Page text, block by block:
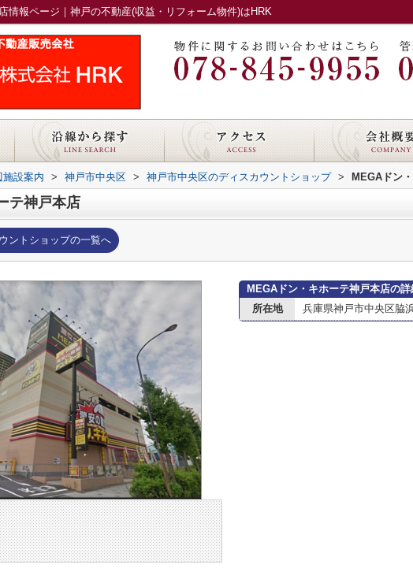
情報ページ｜神戸の不動産(収益・リフォーム物件)はHRK
施設案内 > 神戸市中央区 > 神戸市中央区のディスカウントショップ > MEGAドン
テ神戸本店
ントショップの一覧へ
MEGAドン・キホーテ神戸本店の詳
所在地
兵庫県神戸市中央区脇